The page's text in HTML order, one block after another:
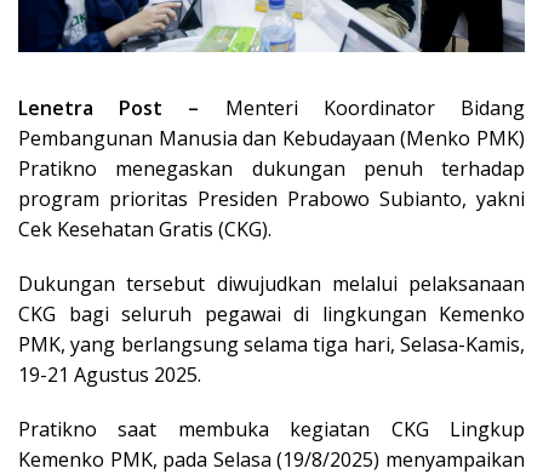
Lenetra Post – Menteri Koordinator Bidang
Pembangunan Manusia dan Kebudayaan (Menko PMK)
Pratikno menegaskan dukungan penuh terhadap
program prioritas Presiden Prabowo Subianto, yakni
Cek Kesehatan Gratis (CKG).
Dukungan tersebut diwujudkan melalui pelaksanaan
CKG bagi seluruh pegawai di lingkungan Kemenko
PMK, yang berlangsung selama tiga hari, Selasa-Kamis,
19-21 Agustus 2025.
Pratikno saat membuka kegiatan CKG Lingkup
Kemenko PMK, pada Selasa (19/8/2025) menyampaikan